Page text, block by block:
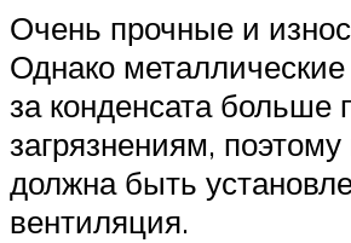
Очень прочные и
Однако
за конденсата больше
загрязнениям,
должна быть
вентиляция.